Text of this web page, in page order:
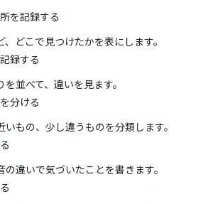
を記録する
どこで見つけたかを表にします。
録する
並べて、違いを見ます。
分ける
もの、少し違うものを分類します。
違いで気づいたことを書きます。